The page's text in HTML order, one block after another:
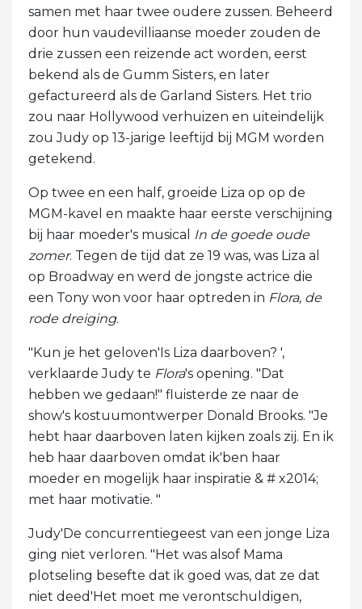
samen met haar twee oudere zussen. Beheerd
door hun vaudevilliaanse moeder zouden de
drie zussen een reizende act worden, eerst
bekend als de Gumm Sisters, en later
gefactureerd als de Garland Sisters. Het trio
zou naar Hollywood verhuizen en uiteindelijk
zou Judy op 13-jarige leeftijd bij MGM worden
getekend.
Op twee en een half, groeide Liza op op de
MGM-kavel en maakte haar eerste verschijning
bij haar moeder's musical
In de goede oude
zomer. Tegen de tijd dat ze 19 was, was Liza al
op Broadway en werd de jongste actrice die
een Tony won voor haar optreden in Flora, de
rode dreiging.
"Kun je het geloven'Is Liza daarboven? ',
verklaarde Judy te Flora's opening. "Dat
hebben we gedaan!" fluisterde ze naar de
show's kostuumontwerper Donald Brooks. "Je
hebt haar daarboven laten kijken zoals zij. En ik
heb haar daarboven omdat ik'ben haar
moeder en mogelijk haar inspiratie & # x2014;
met haar motivatie. "
Judy'De concurrentiegeest van een jonge Liza
ging niet verloren. "Het was alsof Mama
plotseling besefte dat ik goed was, dat ze dat
niet deed'Het moet me verontschuldigen,